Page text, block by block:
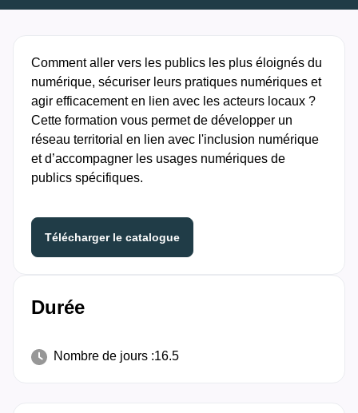
Comment aller vers les publics les plus éloignés du
numérique, sécuriser leurs pratiques numériques et
agir efficacement en lien avec les acteurs locaux ?​
Cette formation vous permet de développer un
réseau territorial en lien avec l'inclusion numérique
et d’accompagner les usages numériques de
publics spécifiques.
Télécharger le catalogue
Durée
Nombre de jours :16.5